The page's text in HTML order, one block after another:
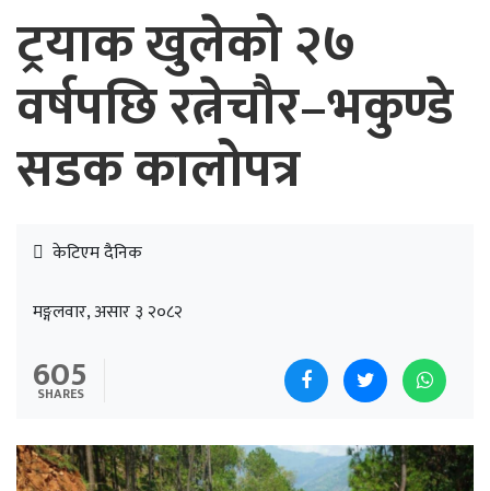
ट्रयाक खुलेको २७
वर्षपछि रत्नेचौर–भकुण्डे
सडक कालोपत्र
केटिएम दैनिक
मङ्गलवार, असार ३ २०८२
605
SHARES